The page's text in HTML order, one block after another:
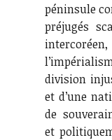
péninsule
préjugés
division
et d’une
de
et